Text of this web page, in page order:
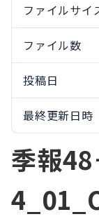
ファイルサイ
ファイル数
投稿日
最終更新日時
季報48